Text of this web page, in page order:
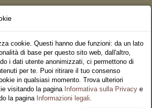
Servizi
Iscriviti
Ricerca
Area Stampa
Privacy
Regionale USB
cookie. Questi hanno due funzioni: da un lato
di base per questo sito web, dall'altro,
i dati utente anonimizzati, ci permettono di
per te. Puoi ritirare il tuo consenso
in qualsiasi momento. Trova ulteriori
visitando la pagina Informativa sulla Privacy e
la pagina Informazioni legali.